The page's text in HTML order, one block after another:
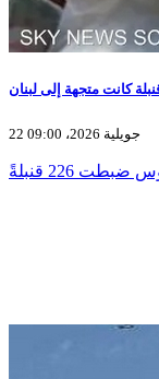
22 جويلية 2026، 09:00